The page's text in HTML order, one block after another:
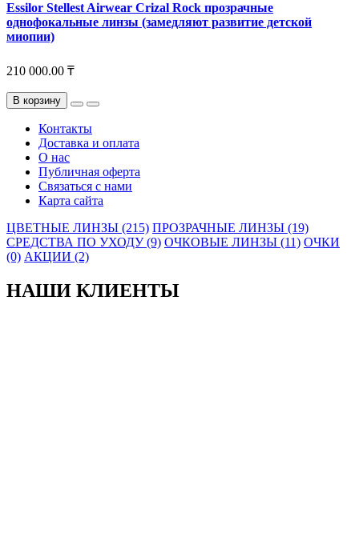
Essilor Stellest Airwear Crizal Rock прозрачные
однофокальные линзы (замедляют развитие детской
миопии)
210 000.00 ₸
В корзину
Контакты
Доставка и оплата
О нас
Публичная оферта
Связаться с нами
Карта сайта
ЦВЕТНЫЕ ЛИНЗЫ (215) ПРОЗРАЧНЫЕ ЛИНЗЫ (19)
СРЕДСТВА ПО УХОДУ (9) ОЧКОВЫЕ ЛИНЗЫ (11) ОЧКИ
(0) АКЦИИ (2)
НАШИ КЛИЕНТЫ